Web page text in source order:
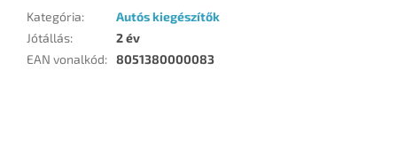
Kategória:
Autós kiegészítők
Jótállás:
2 év
EAN vonalkód: 8051380000083